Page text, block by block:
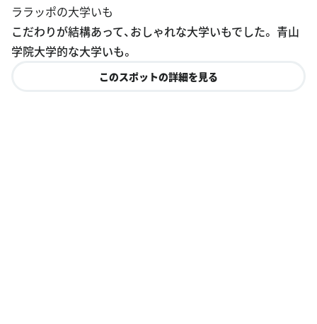
ララッポの大学いも
こだわりが結構あって、おしゃれな大学いもでした。 青山
学院大学的な大学いも。
このスポットの詳細を見る